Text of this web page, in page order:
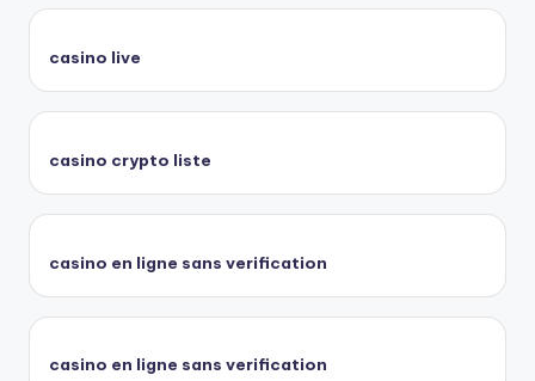
casino live
casino crypto liste
casino en ligne sans verification
casino en ligne sans verification